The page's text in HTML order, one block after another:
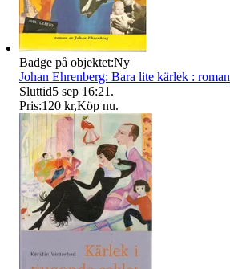
Badge på objektet:Ny
Johan Ehrenberg: Bara lite kärlek : roman
Sluttid5 sep 16:21 .
Pris:120 kr,Köp nu.